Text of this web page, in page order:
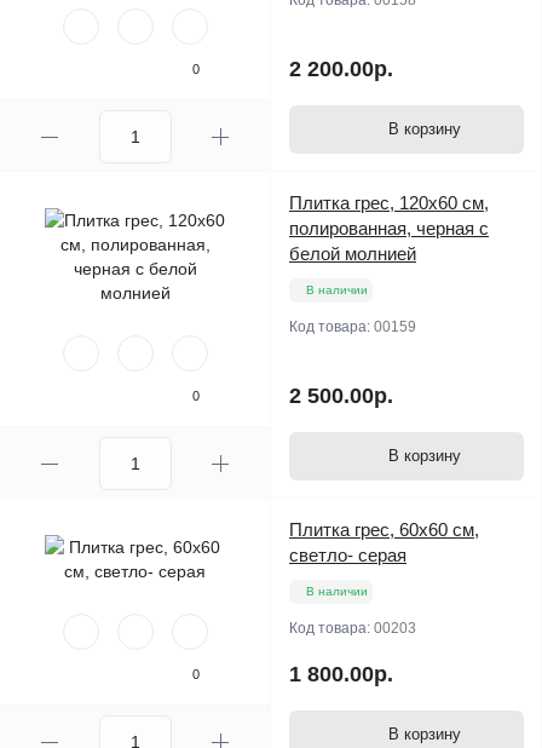
0 2 200.00р.
В корзину
0
Плитка грес, 120х60 см,
полированная, черная с
белой молнией
В наличии
Код товара: 00159
2 500.00р.
В корзину
0
Плитка грес, 60х60 см,
светло- серая
В наличии
Код товара: 00203
1 800.00р.
В корзину